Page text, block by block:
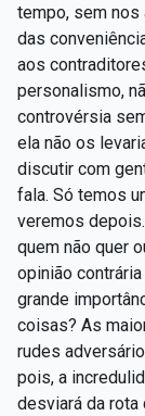
tempo, sem nos
das
aos
personalismo,
controvérsia
ela não os
discutir com
fala. Só temos
veremos
quem não quer
opinião
grande
coisas? As
rudes
pois, a
desviará da rota